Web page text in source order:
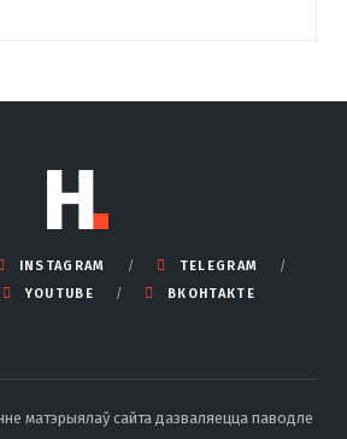
INSTAGRAM
TELEGRAM
YOUTUBE ВКОНТАКТЕ
матэрыялаў сайта дазваляецца паводле